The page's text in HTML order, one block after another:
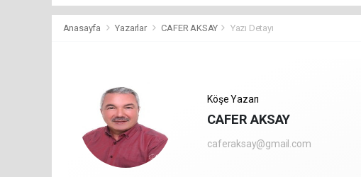
Anasayfa Yazarlar CAFER AKSAY Yazı Detayı
Köşe Yazarı
CAFER AKSAY
caferaksay@gmail.com